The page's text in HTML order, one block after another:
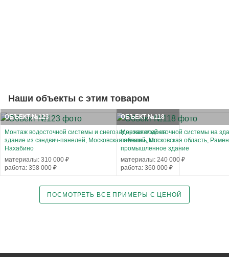
Наши объекты с этим товаром
ОБЪЕКТ №123
Монтаж водосточной системы и снегозадержателей на
здание из сэндвич-панелей, Московская область, пгт
Нахабино
материалы: 310 000 ₽
работа: 358 000 ₽
ОБЪЕКТ №118
Монтаж водосточной системы на
панелей, Московская область,
промышленное здание
материалы: 240 000 ₽
работа: 360 000 ₽
ПОСМОТРЕТЬ ВСЕ ПРИМЕРЫ С ЦЕНОЙ